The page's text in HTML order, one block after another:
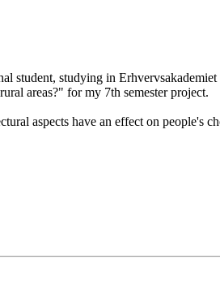
student, studying in
areas?" for my 7th semester project.
aspects have an effect on people's